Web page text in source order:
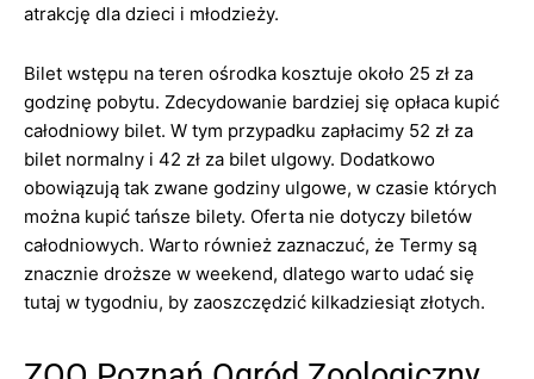
atrakcję dla dzieci i młodzieży.
Bilet wstępu na teren ośrodka kosztuje około 25 zł za
godzinę pobytu. Zdecydowanie bardziej się opłaca kupić
całodniowy bilet. W tym przypadku zapłacimy 52 zł za
bilet normalny i 42 zł za bilet ulgowy. Dodatkowo
obowiązują tak zwane godziny ulgowe, w czasie których
można kupić tańsze bilety. Oferta nie dotyczy biletów
całodniowych. Warto również zaznaczuć, że Termy są
znacznie droższe w weekend, dlatego warto udać się
tutaj w tygodniu, by zaoszczędzić kilkadziesiąt złotych.